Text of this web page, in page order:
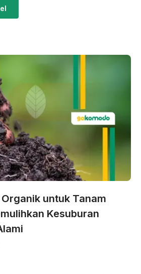
untuk Tanam
Kesuburan